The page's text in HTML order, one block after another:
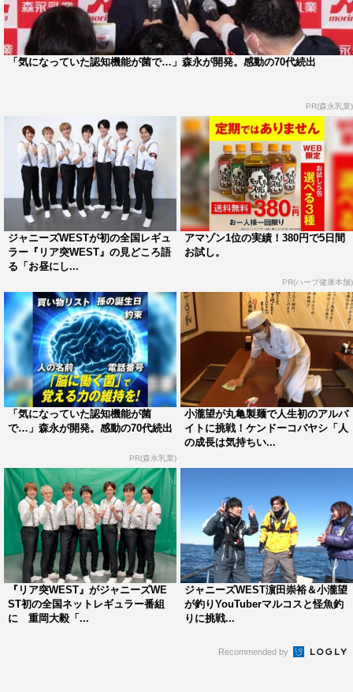
OL」を訪ねたと聞き、「新番組が始まって一発目が雑草
を食べる…なの？」と不安がる桐山照史。重岡と小瀧は
「雑草やなくて野草！そこが今回のポイント！」と大きく
新番組が始まるにあたり、何も説明されることなく初回収
録に臨んだため、重岡と小瀧が進行するトークに、なんと
なく乗っかるメンバーたち。「ロケに行った人が（スタジ
オ収録を）仕切るんやって」と説明する小瀧に、藤井流星
も「それをここ（収録中）で聞くことってある!?」と驚き
ながら、徐々に番組内容を把握していく。
VTRが進むにつれて、野草OLの指南で多摩川の河川敷で
次々と野草を見つけていく重岡と小瀧。まるでスタジオメ
ンバーへの罰ゲーム（!?）のような展開に、「（スタジオ
パートから）VTRに戻るの怖いわ～」（桐山）、「この番
組おかしい！」（藤井）とメンバーから悲鳴も上がる。
小瀧が「今（VTRで）見たらあんまり伝わってなかったっ
すね…」とリアル反省する場面もありつつ、いよいよクラ
イマックスへ。無事に初回を終えた重岡からメンバーに
は、「ロケには心して行った方がいいよ」という貴重なア
ドバイスが授けられた。
ジャニーズWESTコメント「おそらくWEST史上、一
番体を張る番組に」
1 2 全文表示
「気になっていた認知機能が菌で…」森永が開発。感動の70代続出
PR(森永乳業)
ジャニーズWESTが初の全国レギュ
ラー『リア突WEST』の見どころ語
る「お昼にし...
アマゾン1位の実績！380円で5日間
お試し。
PR(ハーブ健康本舗)
「気になっていた認知機能が菌
で…」森永が開発。感動の70代続出
PR(森永乳業)
小瀧望が丸亀製麺で人生初のアルバ
イトに挑戦！ケンドーコバヤシ「人
の成長は気持ちい...
『リア突WEST』がジャニーズWE
ST初の全国ネットレギュラー番組
に 重岡大毅「...
ジャニーズWEST濵田崇裕＆小瀧望
が釣りYouTuberマルコスと怪魚釣
りに挑戦...
Recommended by